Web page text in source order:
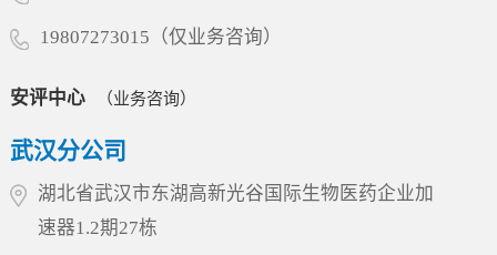
抗肿瘤疗效的同时大幅...
发服务平台，并已赢得国内外众多创新药企的信
市阶段，其中不乏多个具有行业里程碑意义的品
往成绩的高度认可，更是对企业引领产业创新的
殷切期望。天勤生物将积极响应省委关于推动民
营经济高质量发展的号召，继续以大动物试验为
核心特色，深化产学研协同创新，加速构建国内
19807273015（仅业务咨询）
安评中心 （业务咨询）
武汉分公司
湖北省武汉市东湖高新光谷国际生物医药企业加
速器1.2期27栋